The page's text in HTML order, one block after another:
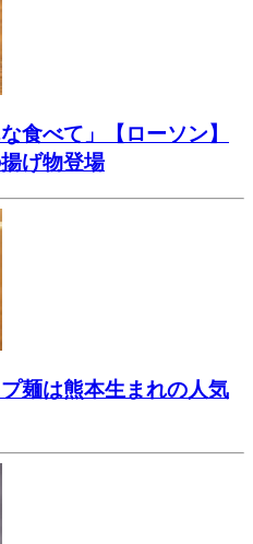
食べて」【ローソン】
げ物登場
麺は熊本生まれの人気